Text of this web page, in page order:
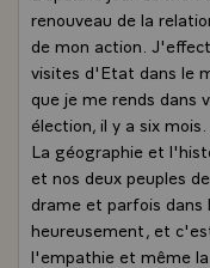
renouveau de la
de mon action.
visites d'Etat dans le
que je me rends dans
élection, il y a six mois.
La géographie et
et nos deux peuples
drame et parfois dans
heureusement, et
l'empathie et même